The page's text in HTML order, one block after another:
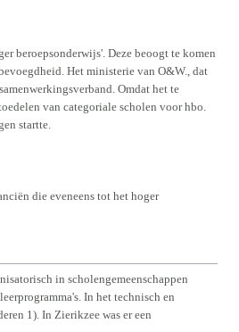
beroepsonderwijs'. Deze beoogt te komen
Het ministerie van O&W., dat
Omdat het te
van categoriale scholen voor hbo.
startte.
die eveneens tot het hoger
in scholengemeenschappen
In het technisch en
1). In Zierikzee was er een